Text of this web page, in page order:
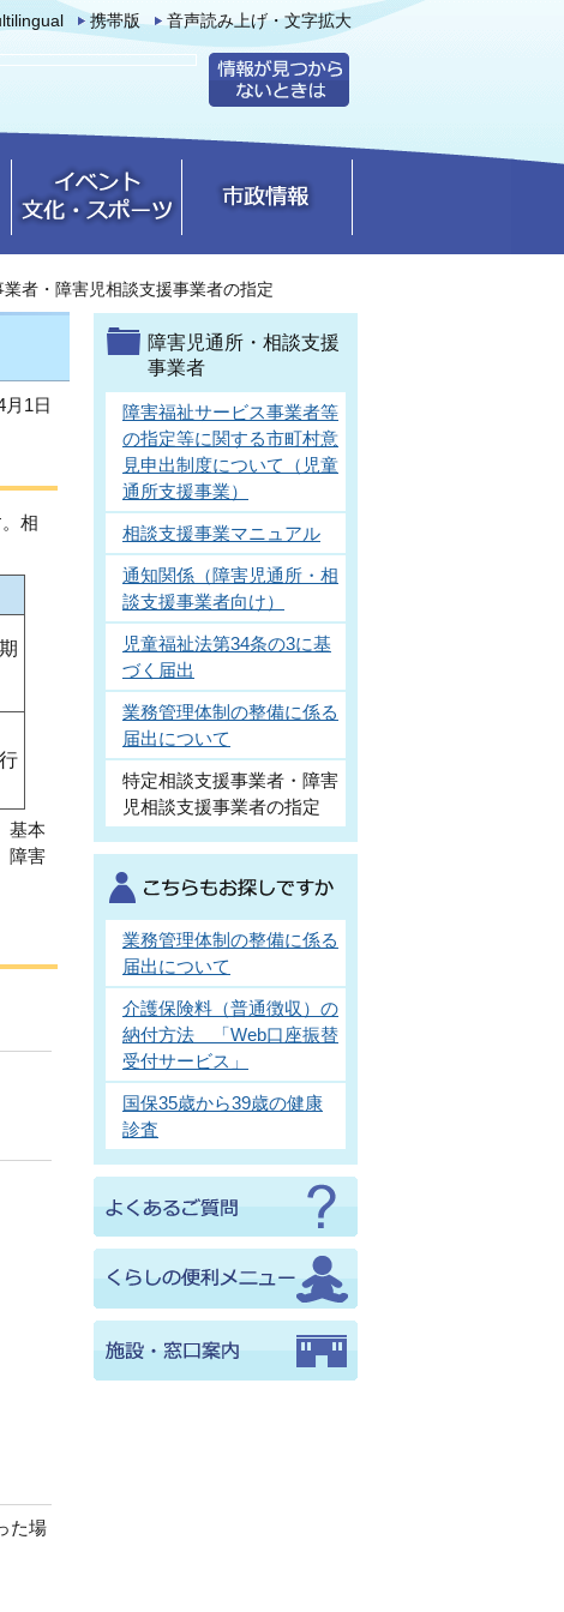
携帯版 音声読み上げ・文字拡大
者・障害児相談支援事業者の指定
月1日
相
基本
障害
た場
障害児通所・相談支援
事業者
障害福祉サービス事業者等
の指定等に関する市町村意
見申出制度について（児童
通所支援事業）
相談支援事業マニュアル
通知関係（障害児通所・相
談支援事業者向け）
児童福祉法第34条の3に基
づく届出
業務管理体制の整備に係る
届出について
特定相談支援事業者・障害
児相談支援事業者の指定
業務管理体制の整備に係る
届出について
介護保険料（普通徴収）の
納付方法 「Web口座振替
受付サービス」
国保35歳から39歳の健康
診査